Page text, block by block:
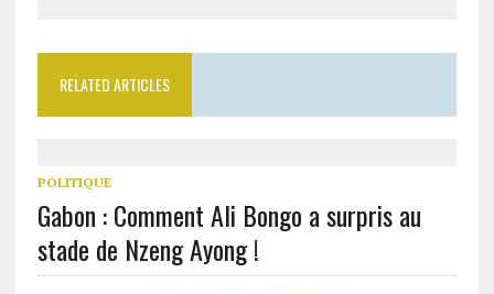
RELATED ARTICLES
POLITIQUE
Gabon : Comment Ali Bongo a surpris au
stade de Nzeng Ayong !